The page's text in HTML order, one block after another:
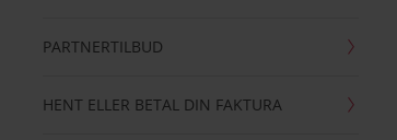
PARTNERTILBUD
HENT ELLER BETAL DIN FAKTURA